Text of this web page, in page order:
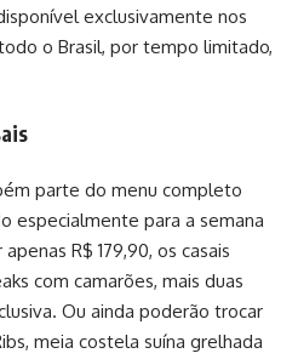
exclusivamente nos
o Brasil, por tempo limitado,
parte do menu completo
especialmente para a semana
R$ 179,90, os casais
com camarões, mais duas
Ou ainda poderão trocar
meia costela suína grelhada